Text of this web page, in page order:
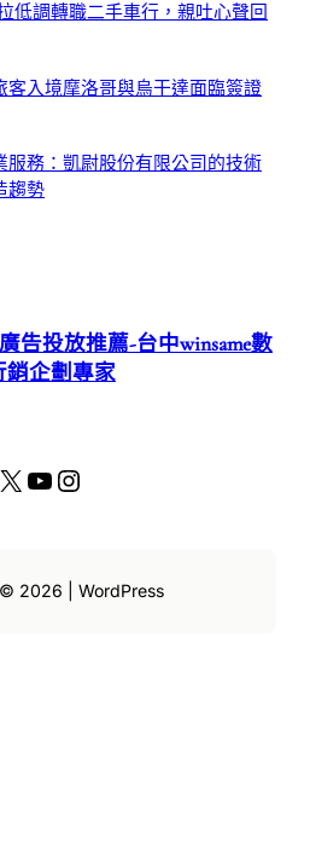
低調轉職二手車行，親吐心聲回
客入境摩洛哥與烏干達面臨簽證
服務：凱尉股份有限公司的技術
趨勢
告投放推薦-台中winsame數
銷企劃專家
X YouTube Instagram
2026 | WordPress